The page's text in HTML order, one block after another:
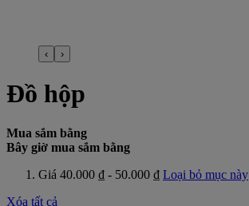
‹ ›
Đồ hộp
Mua sắm bằng
Bây giờ mua sắm bằng
Giá 40.000 ₫ - 50.000 ₫ Loại bỏ mục này
Xóa tất cả